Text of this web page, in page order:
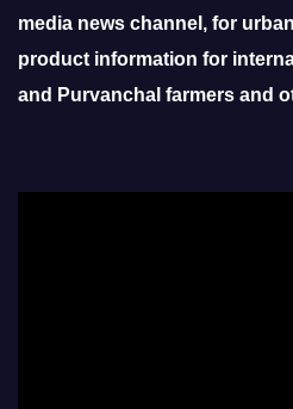
media news channel, for
product information for
and Purvanchal farmers and